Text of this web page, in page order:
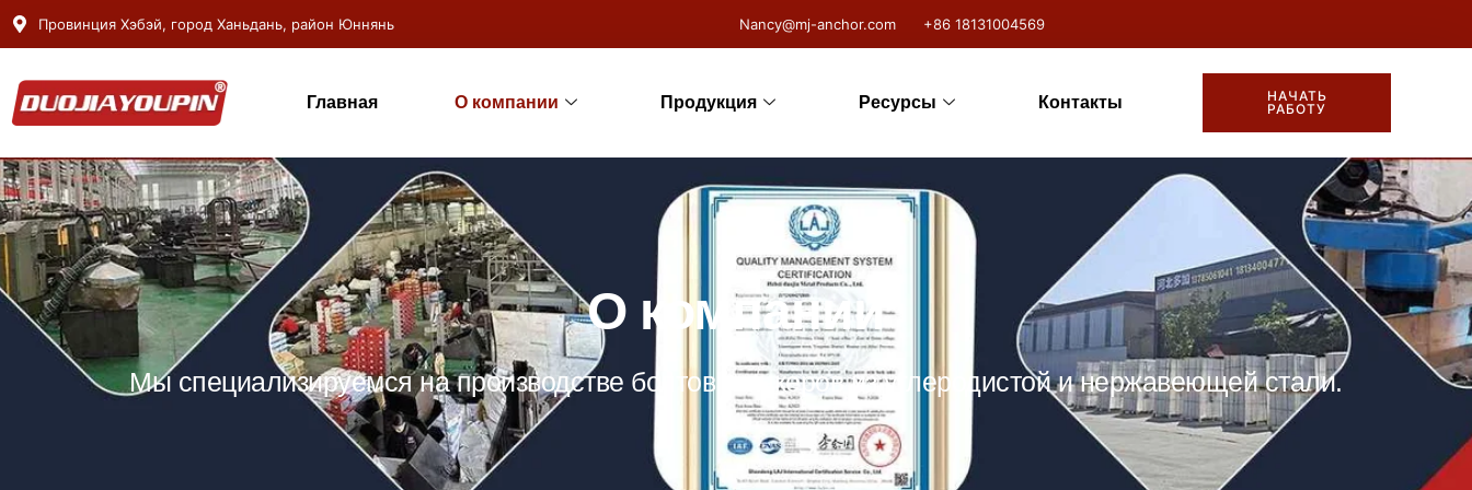
Провинция Хэбэй, город Ханьдань, район Юннянь Nancy@mj-anchor.com +86 18131004569
Главная О компании Продукция Ресурсы Контакты
НАЧАТЬ
РАБОТУ
О компании
Мы специализируемся на производстве болтов и анкеров из углеродистой и нержавеющей стали.